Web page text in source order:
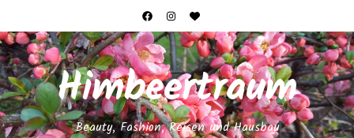
Himbeertraum
Beauty, Fashion, Reisen und Hausbau